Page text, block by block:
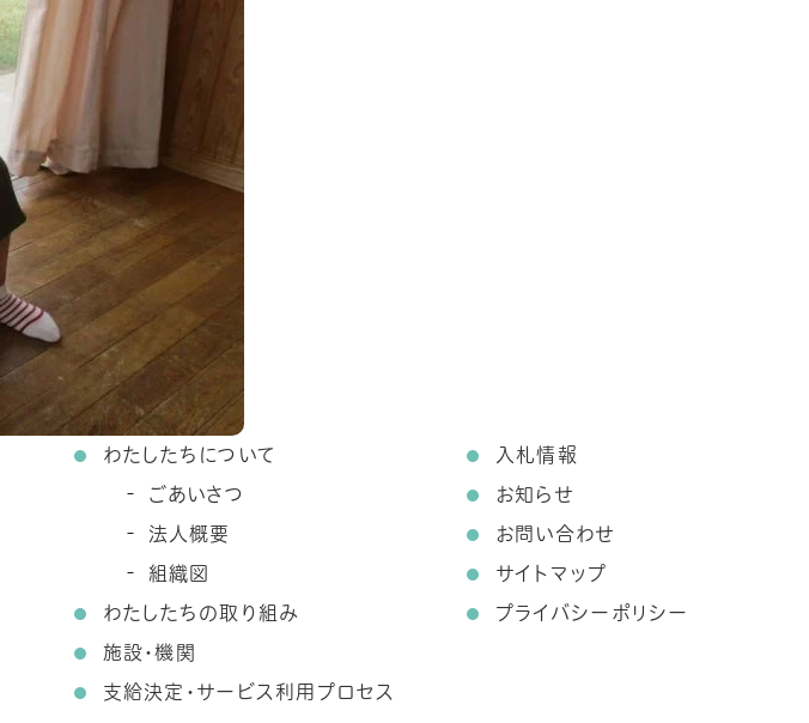
わたしたちについて
ごあいさつ
法人概要
組織図
わたしたちの取り組み
施設・機関
支給決定・サービス利用プロセス
入札情報
お知らせ
お問い合わせ
サイトマップ
プライバシーポリシー